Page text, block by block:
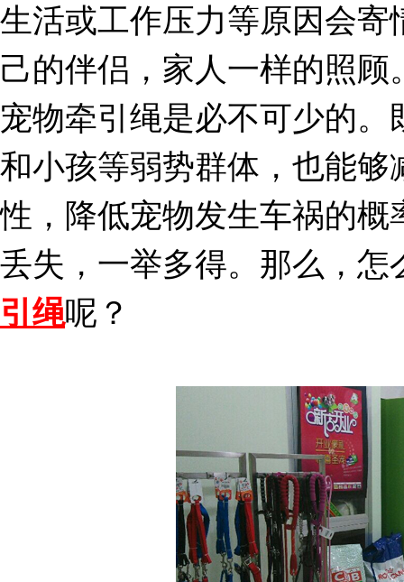
生活或工作压力等原因会
己的伴侣，家人一样的照
宠物牵引绳是必不可少的
和小孩等弱势群体，也能
性，降低宠物发生车祸的
丢失，一举多得。那么，怎
引绳呢？